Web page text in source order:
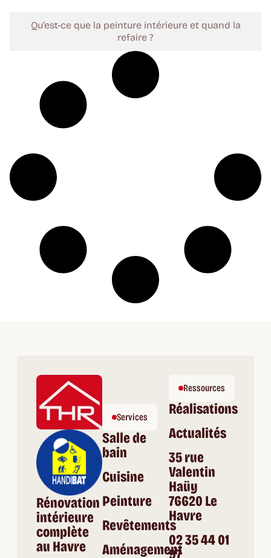
Qu’est-ce que la peinture intérieure et quand la
refaire ?
Rénovation
intérieure
complète
au Havre
Services
Salle de
bain
Cuisine
Peinture
Revêtements
Aménagement
Ressources
Réalisations
Actualités
35 rue
Valentin
Haüy
76620 Le
Havre
02 35 44 01
97